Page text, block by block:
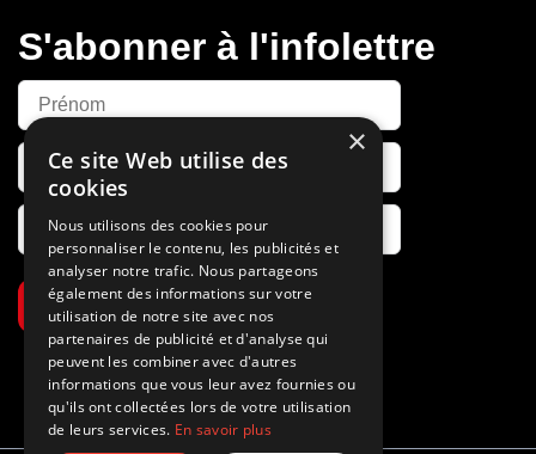
S'abonner à l'infolettre
S’abonner
×
Ce site Web utilise des
cookies
Nous utilisons des cookies pour
personnaliser le contenu, les publicités et
analyser notre trafic. Nous partageons
également des informations sur votre
utilisation de notre site avec nos
partenaires de publicité et d'analyse qui
peuvent les combiner avec d'autres
informations que vous leur avez fournies ou
qu'ils ont collectées lors de votre utilisation
de leurs services. En savoir plus